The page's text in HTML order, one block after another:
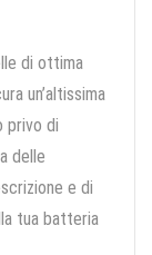
di ottima
un’altissima
privo di
delle
e di
tua batteria